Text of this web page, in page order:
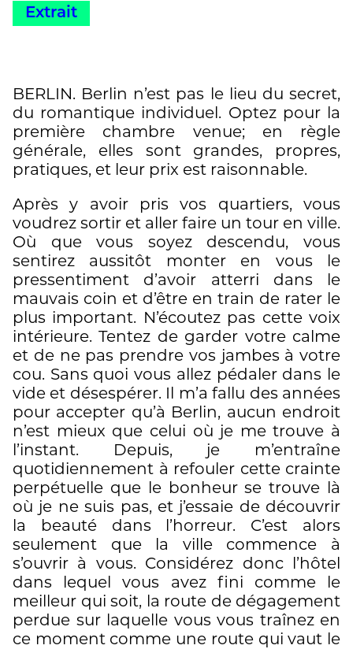
servent d’étapes. (…) »
Extrait
BERLIN. Berlin n’est pas le lieu du secret,
du romantique individuel. Optez pour la
première chambre venue; en règle
générale, elles sont grandes, propres,
pratiques, et leur prix est raisonnable.
Après y avoir pris vos quartiers, vous
voudrez sortir et aller faire un tour en ville.
Où que vous soyez descendu, vous
sentirez aussitôt monter en vous le
pressentiment d’avoir atterri dans le
mauvais coin et d’être en train de rater le
plus important. N’écoutez pas cette voix
intérieure. Tentez de garder votre calme
et de ne pas prendre vos jambes à votre
cou. Sans quoi vous allez pédaler dans le
vide et désespérer. Il m’a fallu des années
pour accepter qu’à Berlin, aucun endroit
n’est mieux que celui où je me trouve à
l’instant. Depuis, je m’entraîne
quotidiennement à refouler cette crainte
perpétuelle que le bonheur se trouve là
où je ne suis pas, et j’essaie de découvrir
la beauté dans l’horreur. C’est alors
seulement que la ville commence à
s’ouvrir à vous. Considérez donc l’hôtel
dans lequel vous avez fini comme le
meilleur qui soit, la route de dégagement
perdue sur laquelle vous vous traînez en
ce moment comme une route qui vaut le